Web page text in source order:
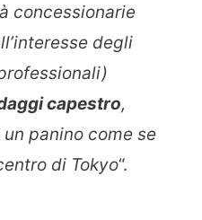
concessionarie
degli
capestro,
panino come se
di Tokyo“.